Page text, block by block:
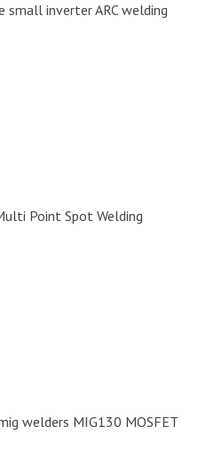
small inverter ARC welding
Point Spot Welding
welders MIG130 MOSFET